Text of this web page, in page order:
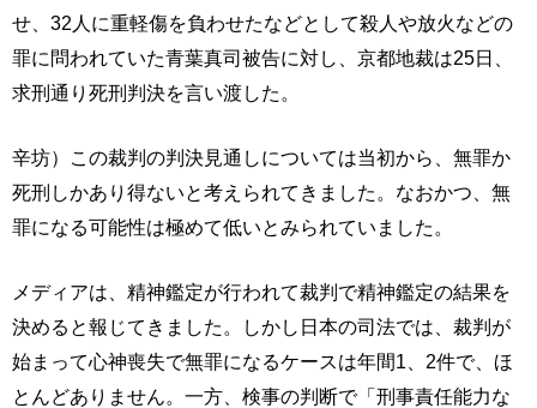
せ、32人に重軽傷を負わせたなどとして殺人や放火などの
罪に問われていた青葉真司被告に対し、京都地裁は25日、
求刑通り死刑判決を言い渡した。
辛坊）この裁判の判決見通しについては当初から、無罪か
死刑しかあり得ないと考えられてきました。なおかつ、無
罪になる可能性は極めて低いとみられていました。
メディアは、精神鑑定が行われて裁判で精神鑑定の結果を
決めると報じてきました。しかし日本の司法では、裁判が
始まって心神喪失で無罪になるケースは年間1、2件で、ほ
とんどありません。一方、検事の判断で「刑事責任能力な